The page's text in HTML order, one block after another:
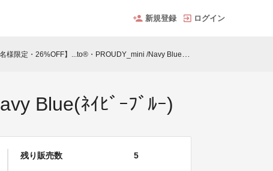
新規登録 ログイン
様限定・26%OFF】...to®・PROUDY_mini /Navy Blue(ﾈｲﾋﾞｰﾌﾞﾙｰ)
Blue(ﾈｲﾋﾞｰﾌﾞﾙｰ)
残り販売数 5